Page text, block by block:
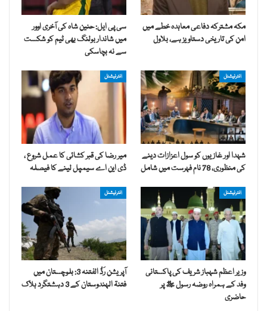
مکہ مشترکہ دفاعی معاہدہ خطے میں
امن کی تاریخی دستاویز ہے، بلاول
سی پی ایل: حنین شاہ کی آخری اوور
میں شاندار بولنگ بھی ٹیم کو شکست
سے نہ بچاسکی
انٹرنیشنل
شہدا اور غازیوں کو سول اعزازات دینے
کی منظوری، 78 نام فہرست میں شامل
انٹرنیشنل
میر رضا کی قبر کشائی کا عمل شروع ،
ڈی این اے سیمپل لینے کا فیصلہ
انٹرنیشنل
وزیر اعظم شہباز شریف کی پاکستانی
وفد کے ہمراہ روضہ رسول ﷺ پر
حاضری
انٹرنیشنل
آپریشن رَدُّ الفتنہ 3: بلوچستان میں
فتنۃ الہندوستان کے 3 دہشتگرد ہلاک